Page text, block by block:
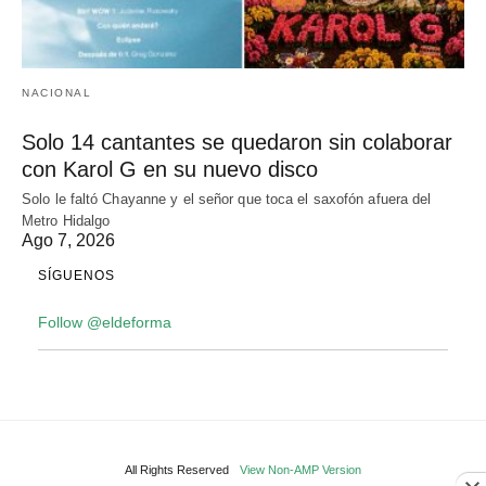
NACIONAL
Solo 14 cantantes se quedaron sin colaborar
con Karol G en su nuevo disco
Solo le faltó Chayanne y el señor que toca el saxofón afuera del
Metro Hidalgo
Ago 7, 2026
SÍGUENOS
Follow @eldeforma
All Rights Reserved View Non-AMP Version